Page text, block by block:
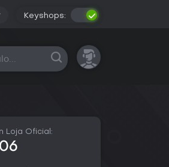
Keyshops:
Loja Oficial: